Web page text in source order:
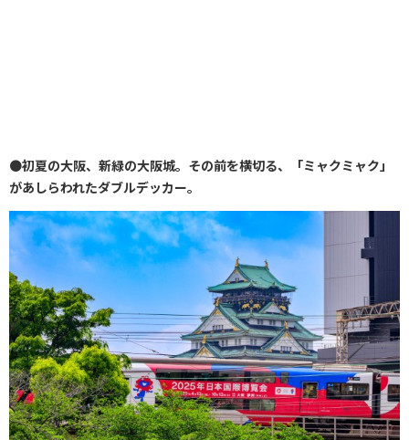
●初夏の大阪、新緑の大阪城。その前を横切る、「ミャクミャク」
があしらわれたダブルデッカー。